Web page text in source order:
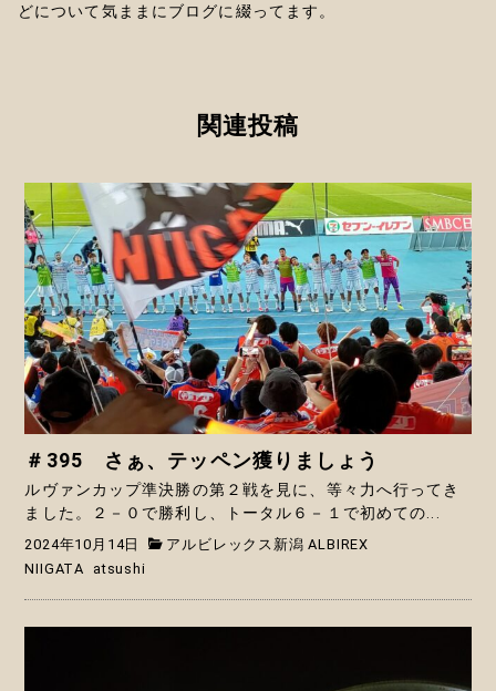
どについて気ままにブログに綴ってます。
関連投稿
＃395 さぁ、テッペン獲りましょう
ルヴァンカップ準決勝の第２戦を見に、等々力へ行ってき
ました。２－０で勝利し、トータル６－１で初めての...
2024年10月14日
アルビレックス新潟 ALBIREX
NIIGATA
atsushi